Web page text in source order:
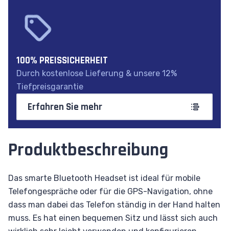
100% PREISSICHERHEIT
Durch kostenlose Lieferung & unsere 12%
Tiefpreisgarantie
Erfahren Sie mehr
Produktbeschreibung
Das smarte Bluetooth Headset ist ideal für mobile
Telefongespräche oder für die GPS-Navigation, ohne
dass man dabei das Telefon ständig in der Hand halten
muss. Es hat einen bequemen Sitz und lässt sich auch